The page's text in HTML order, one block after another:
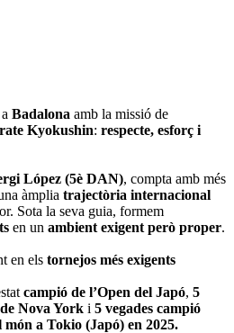
a Badalona amb la missió de
Kyokushin: respecte, esforç i
López (5è DAN), compta amb més
àmplia trajectòria internacional
Sota la seva guia, formem
en un ambient exigent però proper.
en els tornejos més exigents
campió de l’Open del Japó, 5
Nova York i 5 vegades campió
a Tokio (Japó) en 2025.